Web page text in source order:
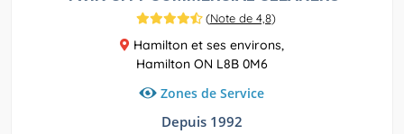
(Note de 4,8)
Hamilton et ses environs,
Hamilton ON L8B 0M6
Zones de Service
Depuis 1992